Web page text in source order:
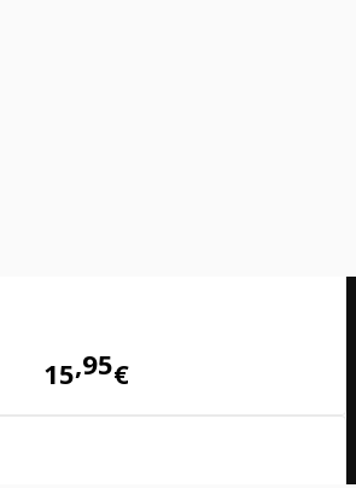
15 95€